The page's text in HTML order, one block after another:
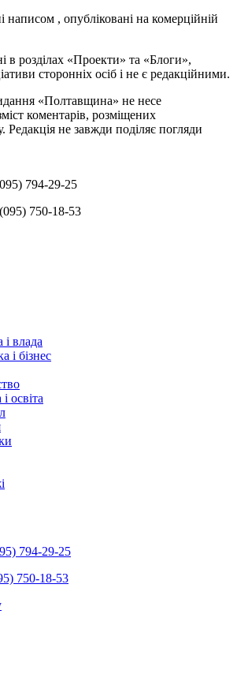
написом , опубліковані на комерційній
в розділах «Проекти» та «Блоги»,
сторонніх осіб і не є редакційними.
«Полтавщина» не несе
коментарів, розміщених
Редакція не завжди поділяє погляди
794-29-25
(095) 750-18-53
і влада
і бізнес
освіта
794-29-25
750-18-53